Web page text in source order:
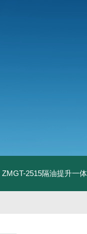
ZMGT-2515隔油提升一